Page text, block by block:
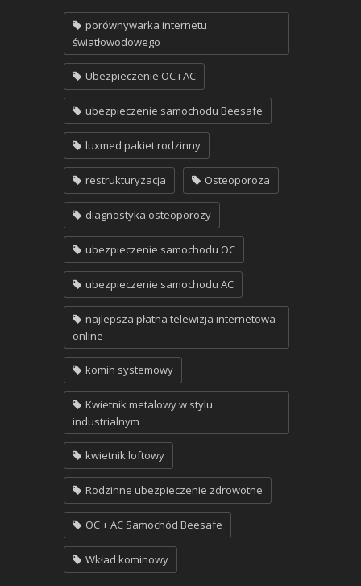
porównywarka internetu
światłowodowego
Ubezpieczenie OC i AC
ubezpieczenie samochodu Beesafe
luxmed pakiet rodzinny
restrukturyzacja Osteoporoza
diagnostyka osteoporozy
ubezpieczenie samochodu OC
ubezpieczenie samochodu AC
najlepsza płatna telewizja internetowa
online
komin systemowy
Kwietnik metalowy w stylu
industrialnym
kwietnik loftowy
Rodzinne ubezpieczenie zdrowotne
OC + AC Samochód Beesafe
Wkład kominowy